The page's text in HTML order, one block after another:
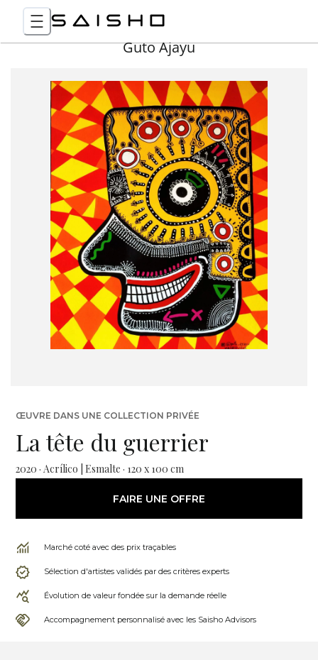
Guto Ajayu
ŒUVRE DANS UNE COLLECTION PRIVÉE
La tête du guerrier
2020 · Acrílico | Esmalte · 120 x 100 cm
FAIRE UNE OFFRE
Marché coté avec des prix traçables
Sélection d'artistes validés par des critères experts
Évolution de valeur fondée sur la demande réelle
Accompagnement personnalisé avec les Saisho Advisors